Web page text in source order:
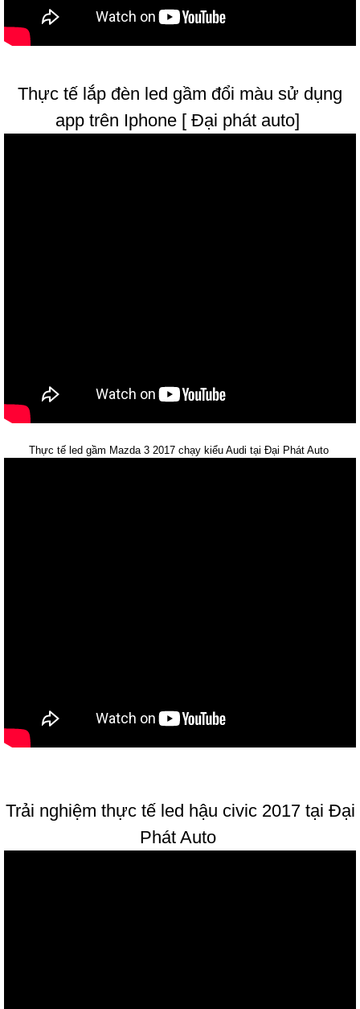
Thực tế lắp đèn led gầm đổi màu sử dụng
app trên Iphone [ Đại phát auto]
Thực tế led gầm Mazda 3 2017 chạy kiểu Audi tại Đại Phát Auto
Trải nghiệm thực tế led hậu civic 2017 tại Đại
Phát Auto